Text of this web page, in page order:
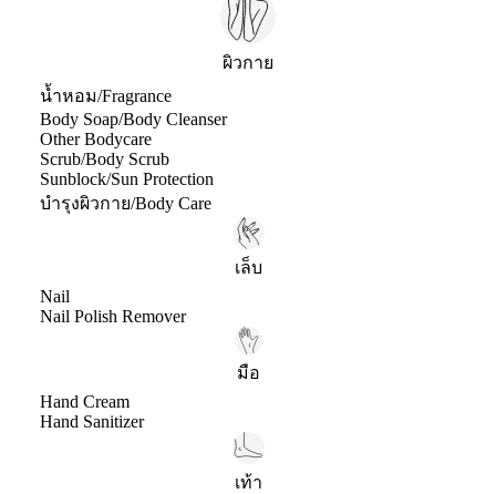
ผิวกาย
น้ำหอม/Fragrance
Body Soap/Body Cleanser
Other Bodycare
Scrub/Body Scrub
Sunblock/Sun Protection
บำรุงผิวกาย/Body Care
เล็บ
Nail
Nail Polish Remover
มือ
Hand Cream
Hand Sanitizer
เท้า